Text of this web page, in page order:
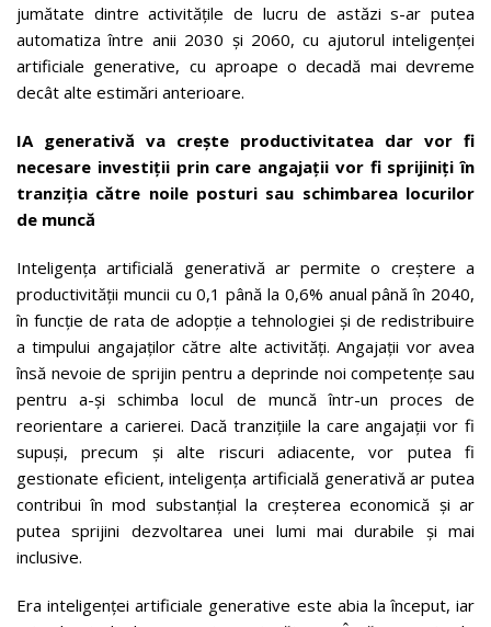
jumătate dintre activitățile de lucru de astăzi s-ar putea
automatiza între anii 2030 și 2060, cu ajutorul inteligenței
artificiale generative, cu aproape o decadă mai devreme
decât alte estimări anterioare.
IA generativă va crește productivitatea dar vor fi
necesare investiții prin care angajații vor fi sprijiniți în
tranziția către noile posturi sau schimbarea locurilor
de muncă
Inteligența artificială generativă ar permite o creștere a
productivității muncii cu 0,1 până la 0,6% anual până în 2040,
în funcție de rata de adopție a tehnologiei și de redistribuire
a timpului angajaților către alte activități. Angajații vor avea
însă nevoie de sprijin pentru a deprinde noi competențe sau
pentru a-și schimba locul de muncă într-un proces de
reorientare a carierei. Dacă tranzițiile la care angajații vor fi
supuși, precum și alte riscuri adiacente, vor putea fi
gestionate eficient, inteligența artificială generativă ar putea
contribui în mod substanțial la creșterea economică și ar
putea sprijini dezvoltarea unei lumi mai durabile și mai
inclusive.
Era inteligenței artificiale generative este abia la început, iar